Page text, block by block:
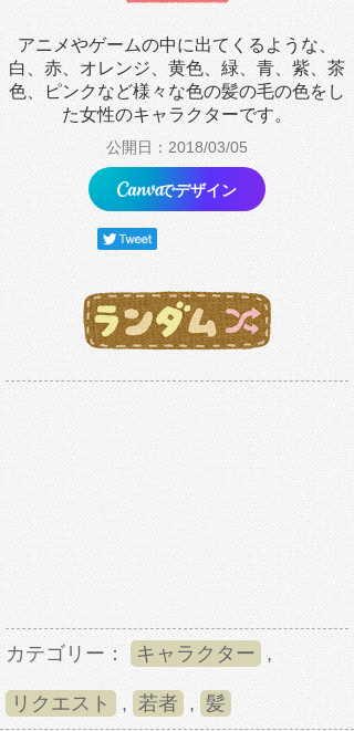
アニメやゲームの中に出てくるような、
白、赤、オレンジ、黄色、緑、青、紫、茶
色、ピンクなど様々な色の髪の毛の色をし
た女性のキャラクターです。
公開日：2018/03/05
でデザイン
カテゴリー： キャラクター ,
リクエスト , 若者 , 髪